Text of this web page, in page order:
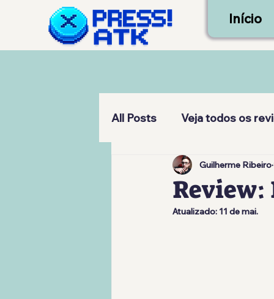
Início
All Posts Veja todos os
Review:
Guilherme Ribeiro
Atualizado: 11 de mai.